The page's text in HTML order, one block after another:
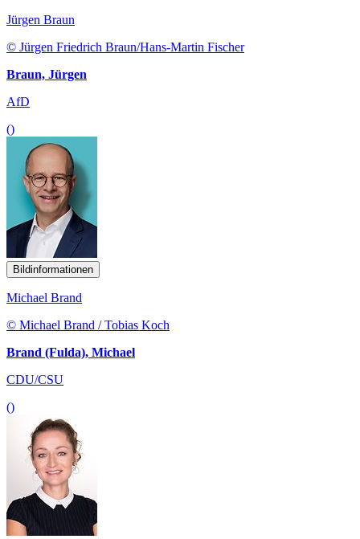
Jürgen Braun
© Jürgen Friedrich Braun/Hans-Martin Fischer
Braun, Jürgen
AfD
()
Bildinformationen
Michael Brand
© Michael Brand / Tobias Koch
Brand (Fulda), Michael
CDU/CSU
()